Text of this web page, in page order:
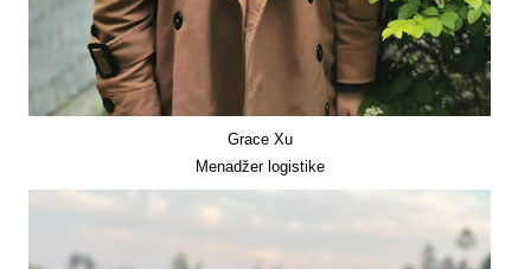
Grace Xu
Menadžer logistike